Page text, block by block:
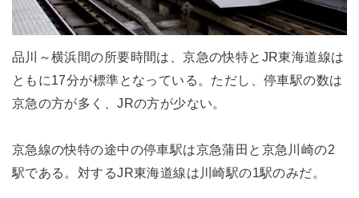
品川～横浜間の所要時間は、京急の快特とJR東海道線は
ともに17分が標準となっている。ただし、停車駅の数は
京急の方が多く、JRの方が少ない。
京急線の快特の途中の停車駅は京急蒲田と京急川崎の2
駅である。対するJR東海道線は川崎駅の1駅のみだ。